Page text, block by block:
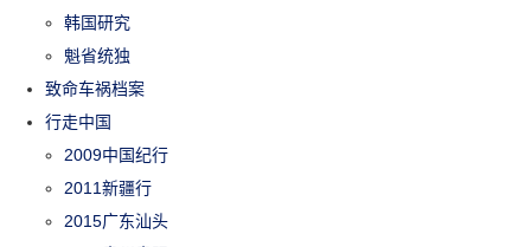
韩国研究
魁省统独
致命车祸档案
行走中国
2009中国纪行
2011新疆行
2015广东汕头